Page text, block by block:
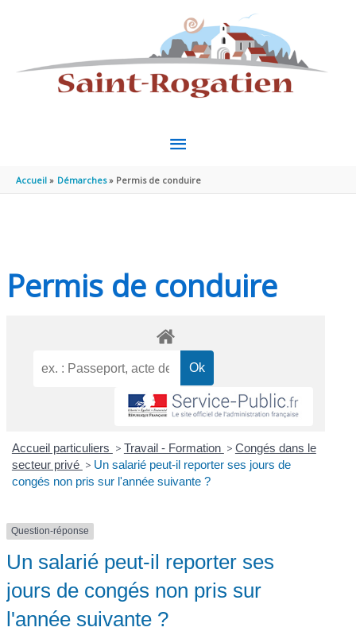
MENU
PRINCIPAL
Accueil Démarches Permis de conduire
Permis de conduire
Accueil particuliers > Travail - Formation > Congés dans le
secteur privé > Un salarié peut-il reporter ses jours de
congés non pris sur l'année suivante ?
Question-réponse
Un salarié peut-il reporter ses
jours de congés non pris sur
l'année suivante ?